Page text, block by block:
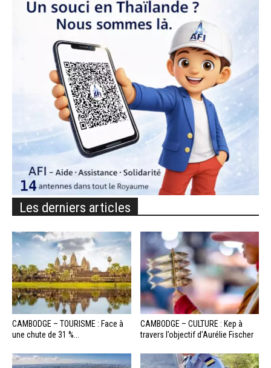
Les derniers articles
CAMBODGE – TOURISME : Face à
une chute de 31 %...
CAMBODGE – CULTURE : Kep à
travers l’objectif d’Aurélie Fischer